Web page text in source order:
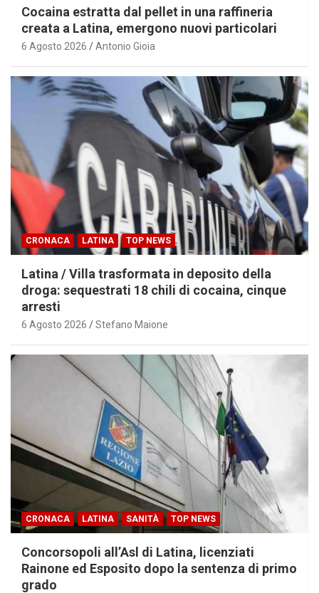
Cocaina estratta dal pellet in una raffineria
creata a Latina, emergono nuovi particolari
6 Agosto 2026 Antonio Gioia
CRONACA LATINA TOP NEWS
Latina / Villa trasformata in deposito della
droga: sequestrati 18 chili di cocaina, cinque
arresti
6 Agosto 2026 Stefano Maione
CRONACA LATINA SANITÀ TOP NEWS
Concorsopoli all’Asl di Latina, licenziati
Rainone ed Esposito dopo la sentenza di primo
grado